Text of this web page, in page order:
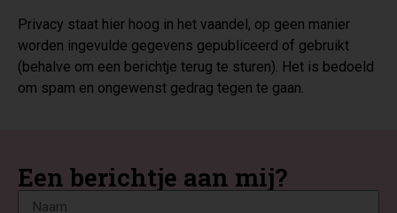
Een berichtje aan mij?
Privacy staat hier hoog in het vaandel, op geen manier
worden ingevulde gegevens gepubliceerd of gebruikt
(behalve om een berichtje terug te sturen). Het is bedoeld
om spam en ongewenst gedrag tegen te gaan.